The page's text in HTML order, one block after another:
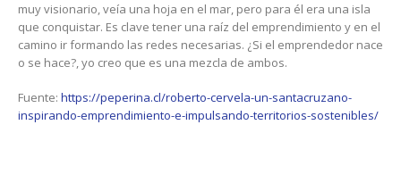
muy visionario, veía una hoja en el mar, pero para él era una isla
que conquistar. Es clave tener una raíz del emprendimiento y en el
camino ir formando las redes necesarias. ¿Si el emprendedor nace
o se hace?, yo creo que es una mezcla de ambos.
Fuente: https://peperina.cl/roberto-cervela-un-santacruzano-
inspirando-emprendimiento-e-impulsando-territorios-sostenibles/